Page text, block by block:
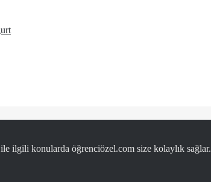
ilgili konularda öğrenciözel.com size kolaylık sağlar.